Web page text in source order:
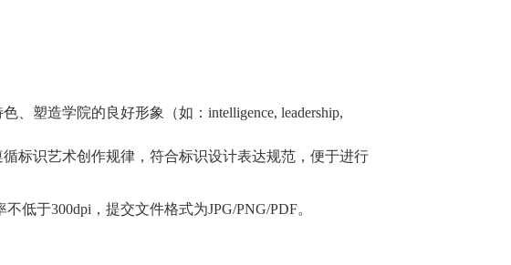
塑造学院的良好形象（如：intelligence, leadership,
标识艺术创作规律，符合标识设计表达规范，便于进行
不低于300dpi ，提交文件格式为JPG/PNG/PDF。